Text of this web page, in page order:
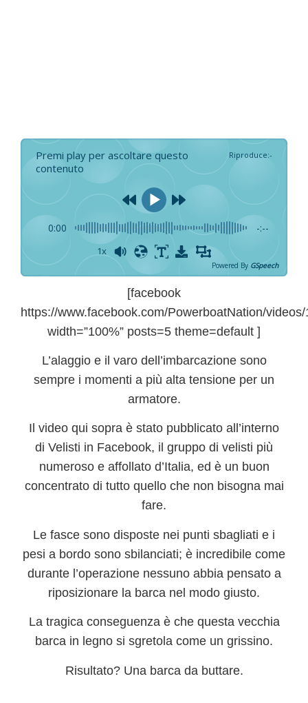
Premi play per ascoltare questo
contenuto
Riproduce:-
0:00 -:--
1x
Powered By GSpeech
[facebook
https://www.facebook.com/PowerboatNation/
width=”100%” posts=5 theme=default ]
L’alaggio e il varo dell’imbarcazione sono
sempre i momenti a più alta tensione per un
armatore.
Il video qui sopra è stato pubblicato all’interno
di Velisti in Facebook, il gruppo di velisti più
numeroso e affollato d’Italia, ed è un buon
concentrato di tutto quello che non bisogna mai
fare.
Le fasce sono disposte nei punti sbagliati e i
pesi a bordo sono sbilanciati; è incredibile come
durante l’operazione nessuno abbia pensato a
riposizionare la barca nel modo giusto.
La tragica conseguenza è che questa vecchia
barca in legno si sgretola come un grissino.
Risultato? Una barca da buttare.